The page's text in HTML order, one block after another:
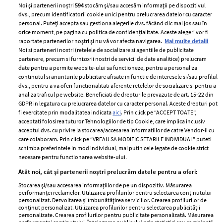
ELLE Style Awards
2024
Despre ELLE
Romania
Contact
Abonamente
Termeni si conditii
Politica de
confidențialitate
Politica de cookies
Publicitate
GSP
Unica
Baby
femei
Viva
Avantaje
Noi și partenerii noștri594stocăm și/sau accesăm informații pe dispozitivul
dvs., precum identificatorii cookie unici pentru prelucrarea datelor cu caracter
personal. Puteți accepta sau gestiona alegerile dvs. făcând clic mai jos sau în
orice moment, pe pagina cu politica de confidențialitate. Aceste alegeri vor fi
raportate partenerilor noștri și nu vă vor afecta navigarea. Mai multe detalii
Noi si partenerii nostri (retelele de socializare si agentiile de publicitate
partenere, precum si furnizorii nostri de servicii de date analitice) prelucram
date pentru a permite website-ului sa functioneze, pentru a personaliza
continutul si anunturile publicitare afisate in functie de interesele si/sau profilul
dvs., pentru a va oferi functionalitati aferente retelelor de socializare si pentru a
analiza traficul pe website. Beneficiati de drepturile prevazute de art. 15-22 din
GDPR in legatura cu prelucrarea datelor cu caracter personal. Aceste drepturi pot
fi exercitate prin modalitatea indicataaici. Prin click pe “ACCEPT TOATE”,
acceptati folosirea tuturor Tehnologiilor de tip Cookie, care implica inclusiv
acceptul dvs. cu privire la stocarea/accesarea informatiilor de catre Vendor-ii cu
care colaboram. Prin click pe “VREAU SA MODIFIC SETARILE INDIVIDUAL” puteti
schimba preferintele in mod individual, mai putin cele legate de cookie strict
necesare pentru functionarea website-ului.
Atât noi, cât și partenerii noștri prelucrăm datele pentru a oferi:
Stocarea și/sau accesarea informațiilor de pe un dispozitiv. Măsurarea
performanței reclamelor. Utilizarea profilurilor pentru selectarea conținutului
personalizat. Dezvoltarea și îmbunătățirea serviciilor. Crearea profilurilor de
conținut personalizat. Utilizarea profilurilor pentru selectarea publicității
personalizate. Crearea profilurilor pentru publicitate personalizată. Măsurarea